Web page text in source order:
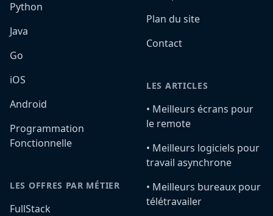
Python
Java
Go
iOS
Android
Programmation
Fonctionnelle
LES OFFRES PAR MÉTIER
FullStack
Plan du site
Contact
LES ARTICLES
•️ Meilleurs écrans pour
le remote
•️ Meilleurs logiciels pour
travail asynchrone
•️ Meilleurs bureaux pour
télétravailer